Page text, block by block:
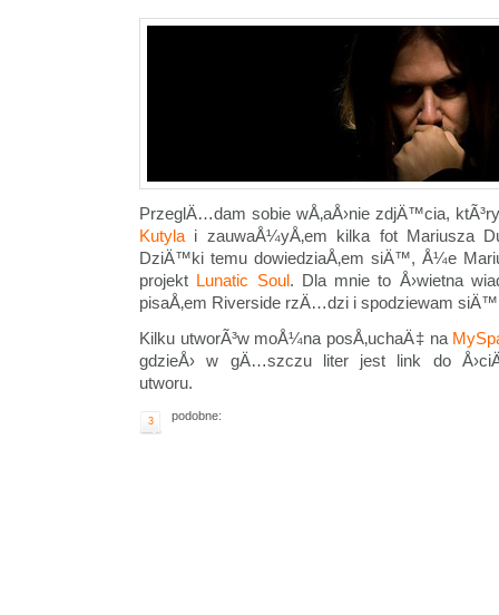
PrzeglÄ…dam sobie wÅ‚aÅ›nie zdjÄ™cia,
Kutyla i zauwaÅ¼yÅ‚em kilka fot Mariusza
DziÄ™ki temu dowiedziaÅ‚em siÄ™, Å¼e
projekt
Lunatic Soul . Dla mnie to Å›wietna
pisaÅ‚em Riverside rzÄ…dzi i spodziewam siÄ™
Kilku utworÃ³w moÅ¼na posÅ‚uchaÄ‡ na
gdzieÅ› w gÄ…szczu liter jest link do
utworu.
3 podobne: